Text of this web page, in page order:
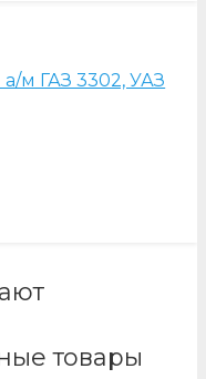
м ГАЗ 3302, УАЗ
товары